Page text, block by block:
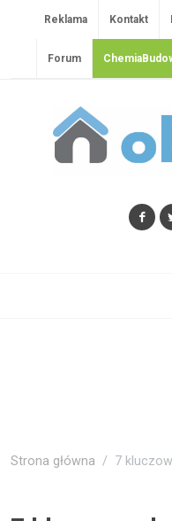
Reklama Kontakt
Forum
Strona główna 7